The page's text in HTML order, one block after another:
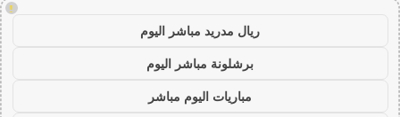
!
ريال مدريد مباشر اليوم
برشلونة مباشر اليوم
مباريات اليوم مباشر